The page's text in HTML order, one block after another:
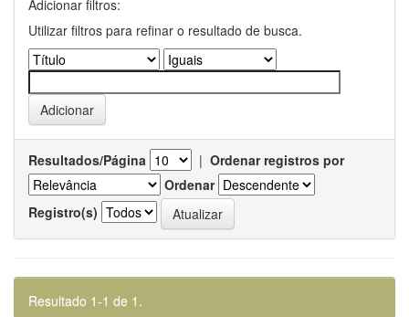
Adicionar filtros:
Utilizar filtros para refinar o resultado de busca.
Resultados/Página | Ordenar registros por
Ordenar
Registro(s)
Resultado 1-1 de 1.